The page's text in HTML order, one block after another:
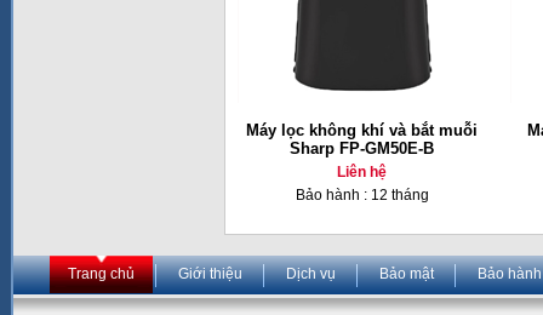
Máy lọc không khí và bắt muỗi
Sharp FP-GM50E-B
Liên hệ
Bảo hành : 12 tháng
Trang chủ Giới thiệu Dịch vụ Bảo mật Bảo hành